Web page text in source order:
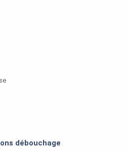
débouchage